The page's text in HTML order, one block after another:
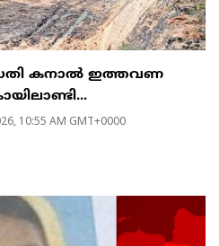
കനാല്‍ ഇത്തവണ
10:55 AM GMT+0000